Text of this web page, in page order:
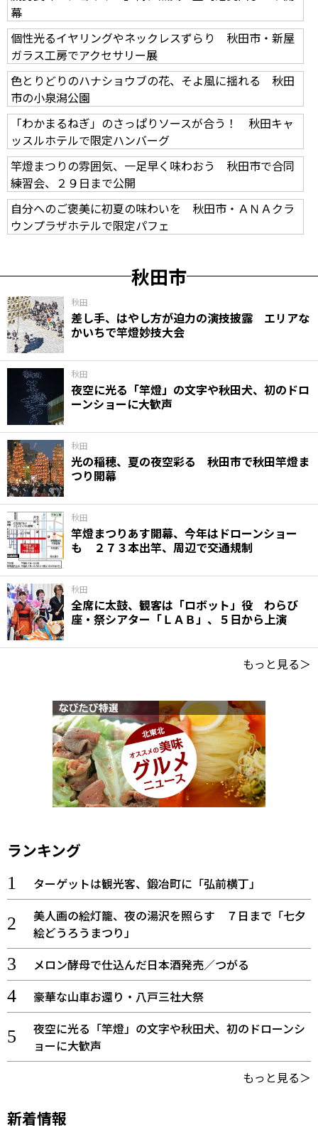
幕
個性光るイヤリングやネックレスずらり 秋田市・新屋
ガラス工房でアクセサリー展
色とりどりのハナショウブの花、そよ風に揺れる 秋田
市の小泉潟公園
「わかまるねぎ」のさっぱりソースが合う！ 秋田キャ
ッスルホテルで限定ハンバーグ
竿燈まつりの雰囲気、一足早く味わおう 秋田市で合同
練習会、２９日まで公開
自分へのご褒美に初夏の味わいを 秋田市・ＡＮＡクラ
ウンプラザホテルで限定パフェ
秋田市
秋田
差し手、はやし方が迫力の演技披露 エリアな
かいちで竿燈妙技大会
秋田
夜空に光る「竿燈」の文字や秋田犬、初のドロ
ーンショーに大歓声
秋田
光の稲穂、夏の夜空彩る 秋田市で秋田竿燈ま
つり開幕
秋田
竿燈まつりあす開幕、今年はドローンショー
も ２７３本出竿、周辺で交通規制
秋田
全席に太鼓、観客は「ロボット」役 わらび
座・祭シアター「ＬＡＢ」、５日から上演
もっと見る＞
ランキング
ターゲットは観光客、鍛冶町に「弘前横丁」
美人画の絵灯籠、夜の湯沢を照らす ７日まで「七夕
絵どうろうまつり」
メロン酵母で仕込んだ日本酒発売／つがる
豪華な山車お還り・八戸三社大祭
夜空に光る「竿燈」の文字や秋田犬、初のドローンシ
ョーに大歓声
もっと見る＞
新着情報